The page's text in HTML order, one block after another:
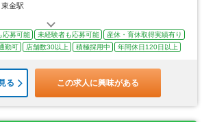
東金駅
応募可能 未経験者も応募可能
産休・育休取得実績有り
勤可 店舗数30以上 積極採用中 年間休日120日以上
る この求人に興味がある